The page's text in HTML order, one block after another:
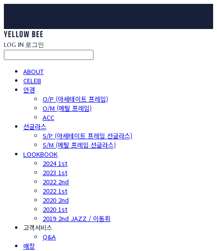
LOG IN 로그인
ABOUT
CELEB
안경
O/P (아세테이트 프레임)
O/M (메탈 프레임)
ACC
선글라스
S/P (아세테이트 프레임 선글라스)
S/M (메탈 프레임 선글라스)
LOOKBOOK
2024 1st
2023 1st
2022 2nd
2022 1st
2020 2nd
2020 1st
2019 2nd JAZZ / 이동휘
고객서비스
Q&A
매장